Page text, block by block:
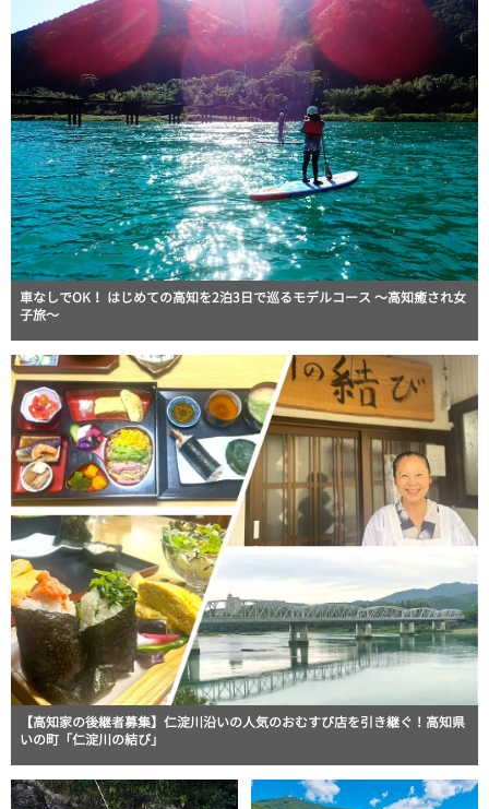
車なしでOK！ はじめての高知を2泊3日で巡るモデルコース 〜高知癒され女
子旅〜
【高知家の後継者募集】仁淀川沿いの人気のおむすび店を引き継ぐ！高知県
いの町「仁淀川の結び」